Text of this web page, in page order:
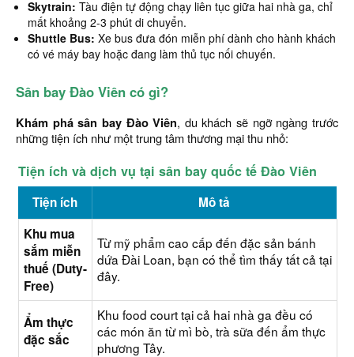
Skytrain: Tàu điện tự động chạy liên tục giữa hai nhà ga, chỉ
mất khoảng 2-3 phút di chuyển.
Shuttle Bus: Xe bus đưa đón miễn phí dành cho hành khách
có vé máy bay hoặc đang làm thủ tục nối chuyến.
Sân bay Đào Viên có gì?
Khám phá sân bay Đào Viên, du khách sẽ ngỡ ngàng trước
những tiện ích như một trung tâm thương mại thu nhỏ:
Tiện ích và dịch vụ tại sân bay quốc tế Đào Viên
Tiện ích
Mô tả
Khu mua
sắm miễn
thuế (Duty-
Free)
Từ mỹ phẩm cao cấp đến đặc sản bánh
dứa Đài Loan, bạn có thể tìm thấy tất cả tại
đây.
Ẩm thực
đặc sắc
Khu food court tại cả hai nhà ga đều có
các món ăn từ mì bò, trà sữa đến ẩm thực
phương Tây.